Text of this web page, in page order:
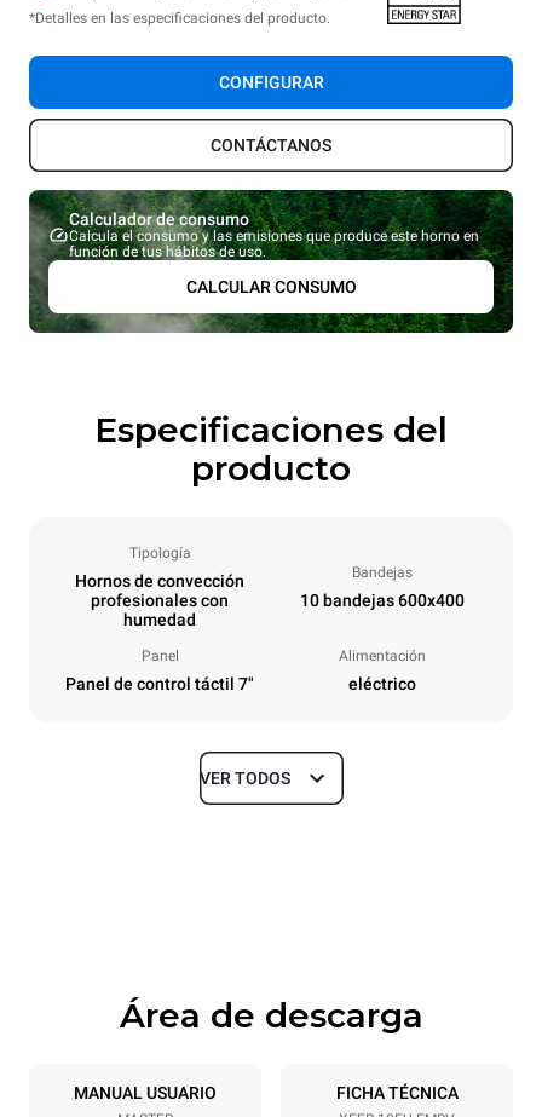
*Detalles en las especificaciones del producto.
CONFIGURAR
CONTÁCTANOS
Calculador de consumo
Calcula el consumo y las emisiones que produce este horno en
función de tus hábitos de uso.
CALCULAR CONSUMO
Especificaciones del
producto
Tipología
Hornos de convección
profesionales con
humedad
Bandejas
10 bandejas 600x400
Panel
Panel de control táctil 7"
Alimentación
eléctrico
Tamaños
Especificaciones de la bandeja
10 600x400
VER TODOS
Área de descarga
MANUAL USUARIO FICHA TÉCNICA